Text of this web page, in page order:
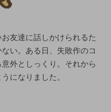
友達に話しかけられるた
い。ある日、失敗作のコ
外としっくり。それから
になりました。